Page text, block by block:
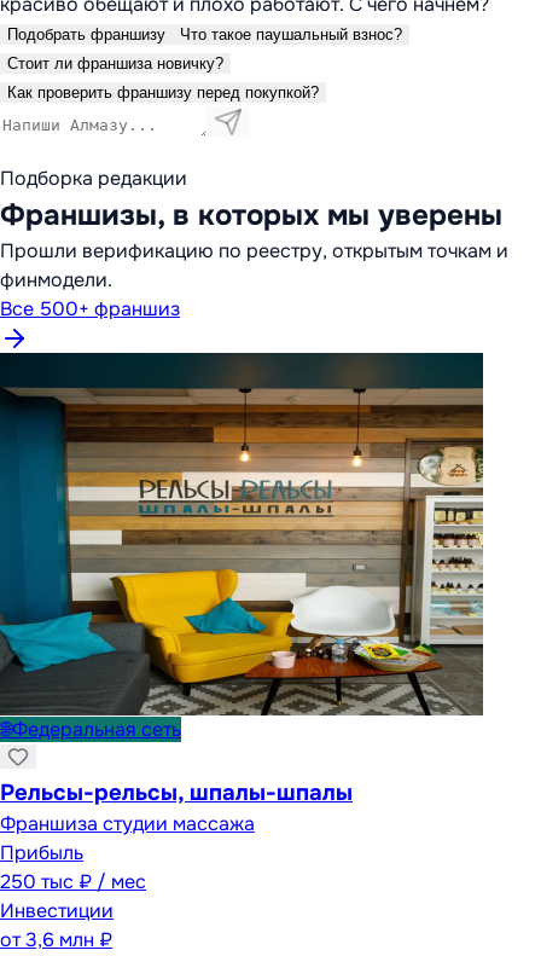
Подобрать франшизу
Что такое паушальный взнос?
Стоит ли франшиза новичку?
Как проверить франшизу перед покупкой?
Подборка редакции
Франшизы, в которых мы уверены
Прошли верификацию по реестру, открытым точкам и
финмодели.
Все 500+ франшиз
🌐Федеральная сеть
Рельсы-рельсы, шпалы-шпалы
Франшиза студии массажа
Прибыль
250 тыс ₽ / мес
Инвестиции
от3,6 млн ₽